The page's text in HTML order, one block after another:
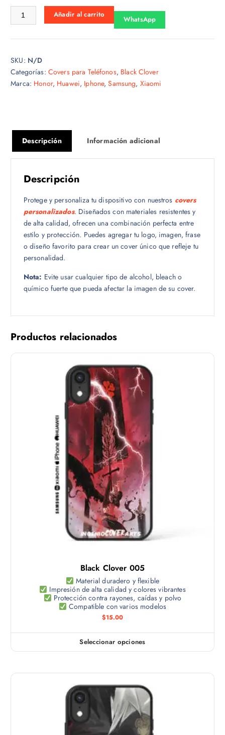
Black Clover 022 cantidad
Añadir al carrito
WhatsApp
SKU: N/D
Categorías: Covers para Teléfonos, Black Clover
Marca: Honor, Huawei, Iphone,Samsung, Xiaomi
Descripción Información adicional
Descripción
Protege y personaliza tu dispositivo con nuestros covers
personalizados. Diseñados con materiales resistentes y
de alta calidad, ofrecen una combinación perfecta entre
estilo y protección. Puedes agregar tu logo, imagen, frase
o diseño favorito para crear un cover único que refleje tu
personalidad.
Nota: Evite usar cualquier tipo de alcohol, bleach o
químico fuerte que pueda afectar la imagen de su cover.
Productos relacionados
Black Clover 005
Material duradero y flexible
Impresión de alta calidad y colores vibrantes
Protección contra rayones, caídas y polvo
Compatible con varios modelos
$15.00
Seleccionar opciones
E
p
r
o
d